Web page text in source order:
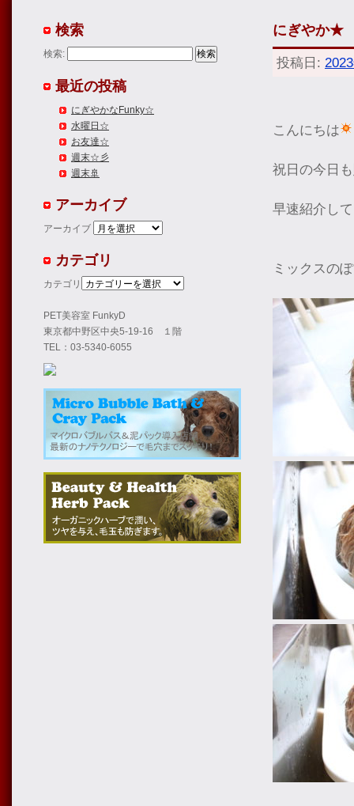
にぎやか★
投稿日:
こんにちは
祝日の今日
早速紹介し
ミックスの
検索
検索:
最近の投稿
にぎやかなFunky☆
水曜日☆
お友達☆
週末☆彡
週末🚢
アーカイブ
アーカイブ
カテゴリ
カテゴリ
PET美容室 FunkyD
東京都中野区中央5-19-16 １階
TEL：03-5340-6055